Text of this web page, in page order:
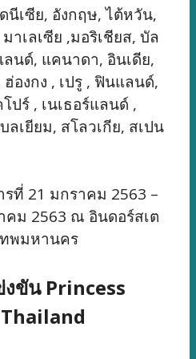
นีเซีย, อังกฤษ, ไต้หวัน,
าเลเซีย ,มอริเชียส, บัล
นด์, แคนาดา, อินเดีย,
องกง , เปรู , ฟินแลนด์,
ปร์ , เนเธอร์แลนด์ ,
ลเยียม, สโลวเกีย, สเปน
ที่ 21 มกราคม 2563 –
ม 2563 ณ อินดอร์สเต
ทพมหานคร
ขัน Princess